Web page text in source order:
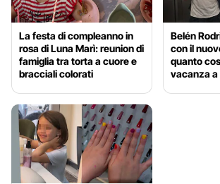
La festa di compleanno in
rosa di Luna Marì: reunion di
famiglia tra torta a cuore e
bracciali colorati
Belén
con il
quanto
vacanza a